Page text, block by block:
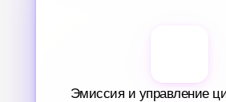
Эмиссия и управление